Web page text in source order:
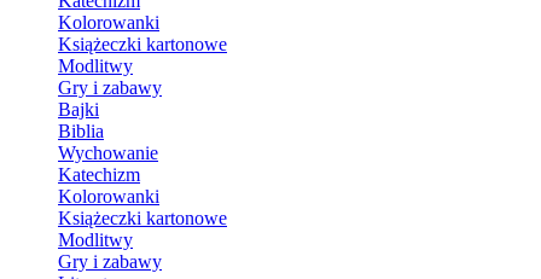
Kolorowanki
Książeczki kartonowe
Modlitwy
Gry i zabawy
Bajki
Biblia
Wychowanie
Katechizm
Kolorowanki
Książeczki kartonowe
Modlitwy
Gry i zabawy